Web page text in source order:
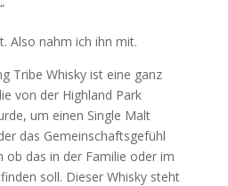
Also nahm ich ihn mit.
Tribe Whisky ist eine ganz
von der Highland Park
um einen Single Malt
das Gemeinschaftsgefühl
ob das in der Familie oder im
soll. Dieser Whisky steht